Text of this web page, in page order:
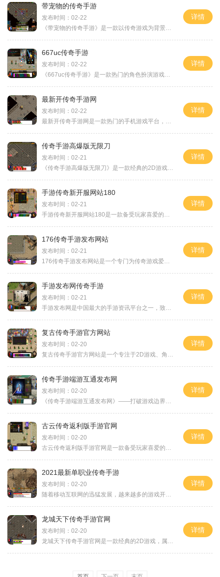
带宠物的传奇手游
发布时间：02-22
《带宠物的传奇手游》是一款以传奇游戏为背景的2D角色扮演手游，玩家可以体验万人在线、玩家互动、副本等各种精彩玩法。游戏中设有各种装备，金币、护手、项链等道具可供玩家获
详情
667uc传奇手游
发布时间：02-22
《667uc传奇手游》是一款热门的角色扮演游戏，拥有庞大的玩家群体和丰富精彩的游戏内容。下面将详细介绍游戏的具体玩法，让大家更好地了解这款游戏。游戏的背景设定在一个古老而
详情
最新开传奇手游网
发布时间：02-22
最新开传奇手游网是一款热门的手机游戏平台，为广大玩家提供了丰富多样的传奇类手游，让我们重温经典，感受激情。你将会遇到各种刺激的战斗和挑战，体验到无与伦比的游戏乐趣
详情
传奇手游高爆版无限刀
发布时间：02-21
《传奇手游高爆版无限刀》是一款经典的2D游戏，以传奇题材为背景，为玩家带来了全新的角色扮演体验。游戏支持万人在线，玩家可与其他玩家进行互动，共同探索游戏世界。在《传奇
详情
手游传奇新开服网站180
发布时间：02-21
手游传奇新开服网站180是一款备受玩家喜爱的中世纪题材MMORPG手游。这款游戏以其精美的画面、丰富多样的玩法和刺激的战斗体验而广受好评。下面将为大家详细介绍一下游戏的具体玩
详情
176传奇手游发布网站
发布时间：02-21
176传奇手游发布网站是一个专门为传奇游戏爱好者设计的在线平台。无论您是新手还是老玩家，这个网站将为您提供丰富的游戏内容和详细的玩法介绍。让我们一起来了解一下这个网站
详情
手游发布网传奇手游
发布时间：02-21
手游发布网是中国最大的手游资讯平台之一，致力于为玩家提供最新、最全面的手游资讯和游戏介绍。手游发布网推出了一款备受期待的手游——传奇手游，该游戏以其独特的玩法和精
详情
复古传奇手游官方网站
发布时间：02-20
复古传奇手游官方网站是一个专注于2D游戏、角色扮演的万人在线游戏平台。在这个网站上，玩家可以体验到传奇游戏的经典玩法，与其他玩家进行互动，并参与刺激的野外冒险和组队战
详情
传奇手游端游互通发布网
发布时间：02-20
《传奇手游端游互通发布网》——打破游戏边界，共创手游新玩法随着科技的不断进步和移动互联网的普及,手游已经成为现代人生活中不可或缺的一部分。相较于传统的电脑端游戏，手
详情
古云传奇返利版手游官网
发布时间：02-20
古云传奇返利版手游官网是一款备受玩家喜爱的2D角色扮演游戏。在这个游戏中，玩家可以感受到传奇游戏的精髓，与万人在线的玩家互动，共同探索主城和各个神秘的地图，体验丰富多
详情
2021最新单职业传奇手游
发布时间：02-20
随着移动互联网的迅猛发展，越来越多的游戏开始转移到手机平台上。作为一个经典的游戏IP，传奇系列手游一直备受玩家们的喜爱。而今，2021最新单职业传奇手游的上线，给广大玩家
详情
龙城天下传奇手游官网
发布时间：02-20
龙城天下传奇手游官网是一款经典的2D游戏，属于角色扮演类型。该游戏由一家专业的游戏开发公司制作，已有数十年的历史和开发经验。龙城天下传奇手游官网是该游戏的官方唯一合法
详情